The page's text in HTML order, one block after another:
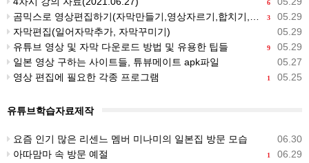
6
3 05.29
곰믹스로 영상편집하기(자막만들기,영상자르기,합치기,꾸미기)
05.29
자막편집(일어자막추가, 자막꾸미기)
9 05.29
유튜브 영상 및 자막 다운로드 방법 및 유용한 팁들
05.27
일본 영상 구하는 사이트들, 튜뷰메이트 apk파일
1 05.25
영상 편집에 필요한 각종 프로그램
유튜브학습자료제작
06.30
요즘 인기 많은 리센느 멤버 미나미의 일본집 방문 모습
1 06.29
아따맘마 속 방문 예절